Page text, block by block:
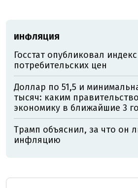
ИНФЛЯЦИЯ
Госстат опубликовал индекс
потребительских цен
Доллар по 51,5 и
тысяч: каким
экономику в ближайшие 3
Трамп объяснил, за что он
инфляцию